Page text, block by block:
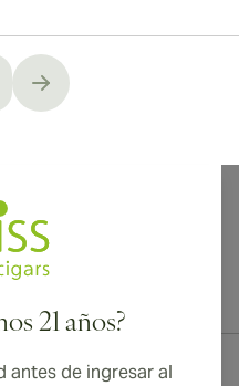
currently reading page
21 años?
antes de ingresar al